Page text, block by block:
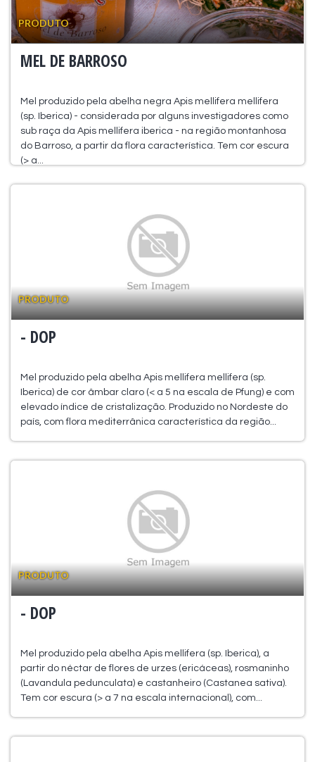
PRODUTO
MEL DE BARROSO
Mel produzido pela abelha negra Apis mellifera mellifera
(sp. Iberica) - considerada por alguns investigadores como
sub raça da Apis mellifera iberica - na região montanhosa
do Barroso, a partir da flora característica. Tem cor escura
(> a...
PRODUTO
- DOP
Mel produzido pela abelha Apis mellifera mellifera (sp.
Iberica) de cor âmbar claro (< a 5 na escala de Pfung) e com
elevado índice de cristalização. Produzido no Nordeste do
país, com flora mediterrânica característica da região...
PRODUTO
- DOP
Mel produzido pela abelha Apis mellifera (sp. Iberica), a
partir do néctar de flores de urzes (ericáceas), rosmaninho
(Lavandula pedunculata) e castanheiro (Castanea sativa).
Tem cor escura (> a 7 na escala internacional), com...